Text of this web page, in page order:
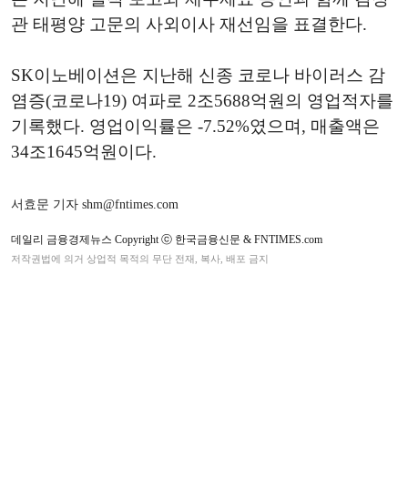
관 태평양 고문의 사외이사 재선임을 표결한다.
SK이노베이션은 지난해 신종 코로나 바이러스 감
염증(코로나19) 여파로 2조5688억원의 영업적자를
기록했다. 영업이익률은 -7.52%였으며, 매출액은
34조1645억원이다.
서효문 기자 shm@fntimes.com
데일리 금융경제뉴스 Copyright ⓒ 한국금융신문 & FNTIMES.com
저작권법에 의거 상업적 목적의 무단 전재, 복사, 배포 금지